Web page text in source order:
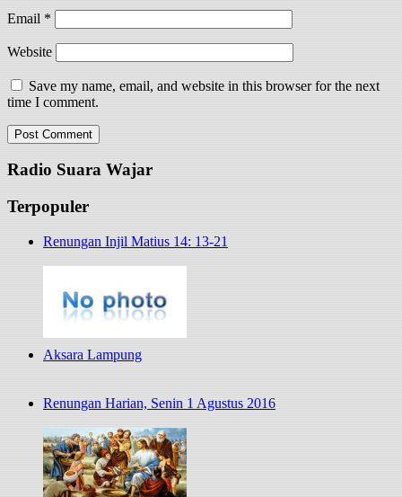
Email *
Website
Save my name, email, and website in this browser for the next
time I comment.
Radio Suara Wajar
Terpopuler
Renungan Injil Matius 14: 13-21
Aksara Lampung
Renungan Harian, Senin 1 Agustus 2016